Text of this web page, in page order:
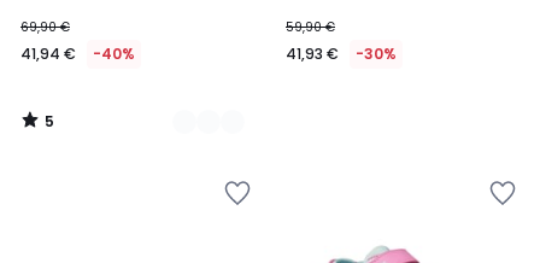
69,90 €
41,94 € -40%
5
/
59,90 €
41,93 € -30%